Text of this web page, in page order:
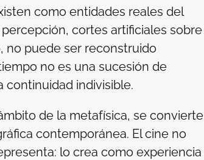
como entidades reales del
cortes artificiales sobre
no puede ser reconstruido
no es una sucesión de
continuidad indivisible.
de la metafísica, se convierte
contemporánea. El cine no
lo crea como experiencia